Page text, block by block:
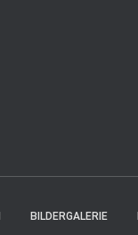
BILDERGALERIE